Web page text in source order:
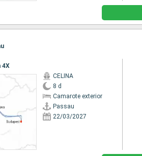
4X
CELINA
8 d
Camarote exterior
Passau
22/03/2027